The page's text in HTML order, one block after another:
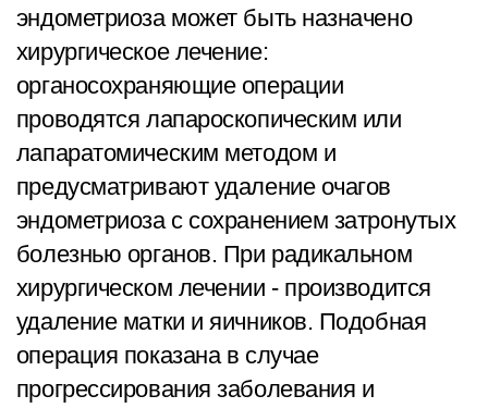
эндометриоза может быть назначено
хирургическое лечение:
органосохраняющие операции
проводятся лапароскопическим или
лапаратомическим методом и
предусматривают удаление очагов
эндометриоза с сохранением затронутых
болезнью органов. При радикальном
хирургическом лечении - производится
удаление матки и яичников. Подобная
операция показана в случае
прогрессирования заболевания и